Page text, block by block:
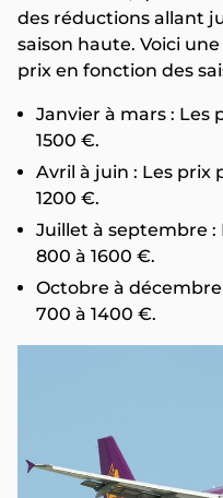
des réductions allant
saison haute. Voici
prix en fonction des
Janvier à mars : Les
1500 €.
Avril à juin : Les prix
1200 €.
Juillet à septembre :
800 à 1600 €.
Octobre à
700 à 1400 €.